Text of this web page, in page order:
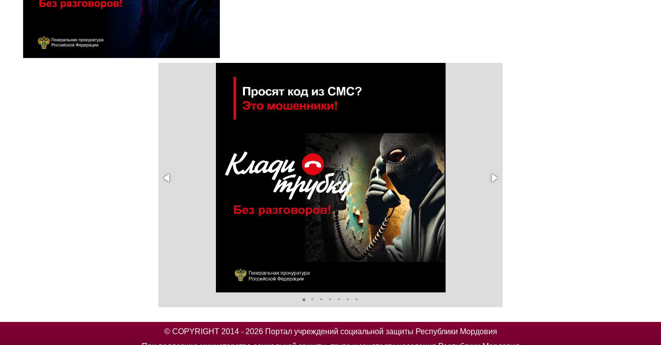
© COPYRIGHT 2014 - 2026 Портал учреждений социальной защиты Республики Мордовия